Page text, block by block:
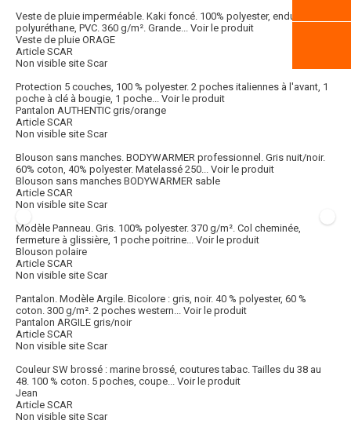
Veste de pluie imperméable. Kaki foncé. 100% polyester, enduction
polyuréthane, PVC. 360 g/m². Grande... Voir le produit
Veste de pluie ORAGE
Article SCAR
Non visible site Scar
Protection 5 couches, 100 % polyester. 2 poches italiennes à l'avant, 1
poche à clé à bougie, 1 poche... Voir le produit
Pantalon AUTHENTIC gris/orange
Article SCAR
Non visible site Scar
Blouson sans manches. BODYWARMER professionnel. Gris nuit/noir.
60% coton, 40% polyester. Matelassé 250... Voir le produit
Blouson sans manches BODYWARMER sable
Article SCAR
Non visible site Scar
Modèle Panneau. Gris. 100% polyester. 370 g/m². Col cheminée,
fermeture à glissière, 1 poche poitrine... Voir le produit
Blouson polaire
Article SCAR
Non visible site Scar
Pantalon. Modèle Argile. Bicolore : gris, noir. 40 % polyester, 60 %
coton. 300 g/m². 2 poches western... Voir le produit
Pantalon ARGILE gris/noir
Article SCAR
Non visible site Scar
Couleur SW brossé : marine brossé, coutures tabac. Tailles du 38 au
48. 100 % coton. 5 poches, coupe... Voir le produit
Jean
Article SCAR
Non visible site Scar